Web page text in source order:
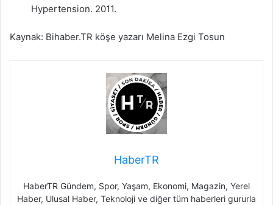
Hypertension. 2011.
Kaynak: Bihaber.TR köşe yazarı Melina Ezgi Tosun
HaberTR
HaberTR Gündem, Spor, Yaşam, Ekonomi, Magazin, Yerel
Haber, Ulusal Haber, Teknoloji ve diğer tüm haberleri gururla